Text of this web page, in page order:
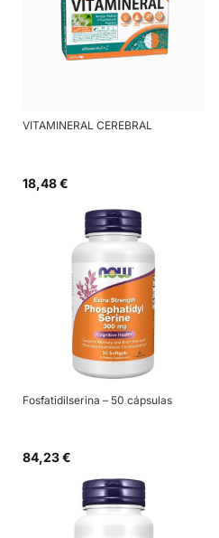
VITAMINERAL CEREBRAL
18,48 €
Fosfatidilserina – 50 cápsulas
84,23 €